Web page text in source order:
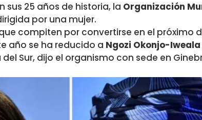
sus 25 años de historia, la Organización
por una mujer.
compiten por convertirse en el próximo
año se ha reducido a Ngozi Okonjo-Iweala
del Sur, dijo el organismo con sede en